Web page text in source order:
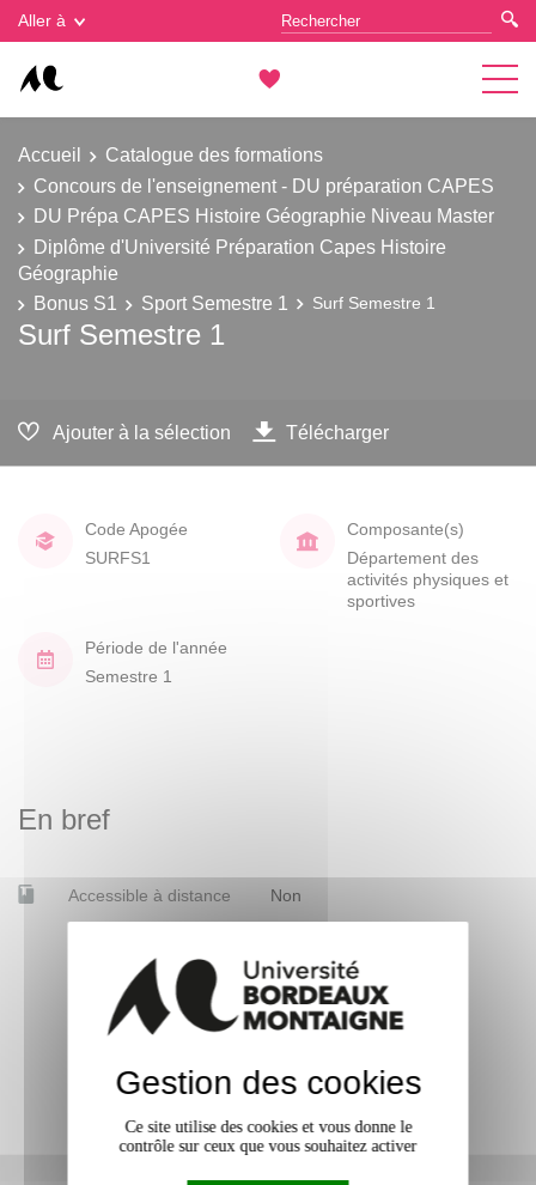
Aller à
Accueil
Catalogue des formations
Concours de l'enseignement - DU préparation CAPES
DU Prépa CAPES Histoire Géographie Niveau Master
Diplôme d'Université Préparation Capes Histoire
Géographie
Bonus S1
Sport Semestre 1 Surf Semestre 1
Surf Semestre 1
Ajouter à la sélection Télécharger
Code Apogée
SURFS1
Composante(s)
Département des
activités physiques et
sportives
Période de l'année
Semestre 1
En bref
Accessible à distance Non
Gestion des cookies
Gestion des cookies
Ce site utilise des cookies et vous donne le
contrôle sur ceux que vous souhaitez activer